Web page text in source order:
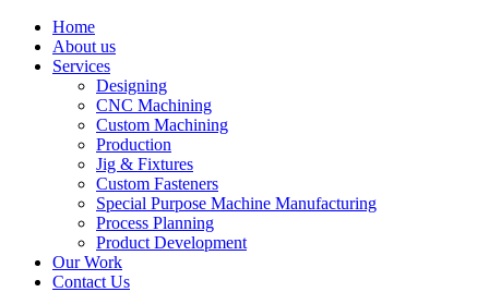
Home
About us
Services
Designing
CNC Machining
Custom Machining
Production
Jig & Fixtures
Custom Fasteners
Special Purpose Machine Manufacturing
Process Planning
Product Development
Our Work
Contact Us